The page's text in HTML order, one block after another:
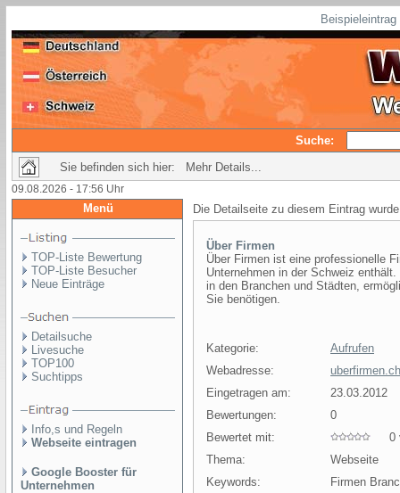
Suche:
Sie befinden sich hier: Mehr Details...
09.08.2026 - 17:56 Uhr
Menü
TOP-Liste Bewertung
TOP-Liste Besucher
Neue Einträge
Detailsuche
Livesuche
TOP100
Suchtipps
Info,s und Regeln
Webseite eintragen
Google Booster für
Unternehmen
Die Detailseite zu diesem Eintrag
Über Firmen
Über Firmen ist eine professionelle
Unternehmen in der Schweiz
in den Branchen und Städten,
Sie benötigen.
Kategorie:
Aufrufen
Webadresse:
uberfirmen.ch
Eingetragen am:
23.03.2012
Bewertungen:
0
Bewertet mit:
0
Thema:
Webseite
Keywords:
Firmen